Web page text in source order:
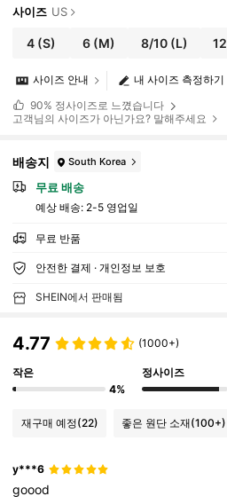
사이즈 US
4 (S) 6 (M) 8/10(L) 12
내 사이즈 측정하기
사이즈 안내
90% 정사이즈로 느꼈습니다
고객님의 사이즈가 아닌가요? 말해주세요
배송지 South Korea
무료 배송
예상 배송: 2-5 영업일
무료 반품
안전한 결제 · 개인정보 보호
SHEIN에서 판매됨
4.77 (1000+)
작은
4%
정사이즈
재구매 예정(22) 좋은 원단 소재(100+)
y***6
goood